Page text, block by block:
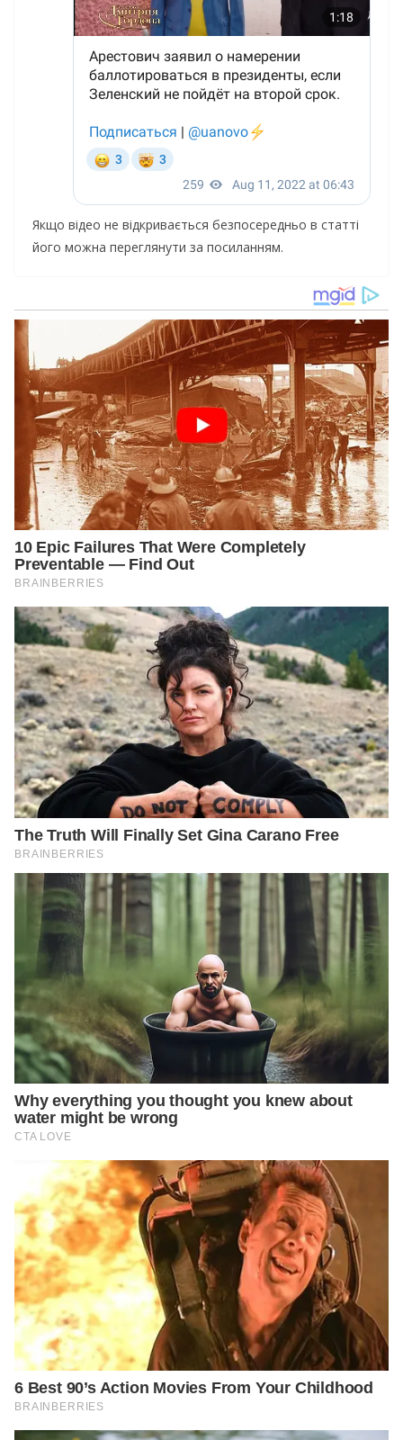
Якщо відео не відкривається безпосередньо в статті
його можна переглянути за посиланням.